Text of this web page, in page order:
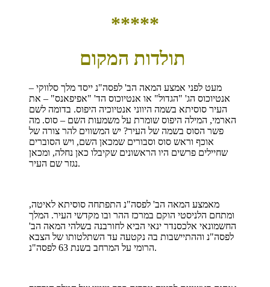
*****
מעט לפני אמצע המאה הב' לפסה"נ ייסד מלך סלווקי –
אנטיוכוס הג' "הגדול" או אנטיוכוס הד' "אפיפאנס" – את
העיר סוסיתא בשמה היווני אנטיוכיה היפוס. בדומה לשם
הארמי, המילה היפוס שומרת על משמעות השם – סוס. מה
פשר הסוס בשמה של העיר? יש המשווים להר צורה של
אוכף וראש סוס וסבורים שמכאן השם, ויש הסוברים
שחיילים פרשים היו הראשונים שקיבלו כאן נחלה, ומכאן
נגזר שם העיר.
מאמצע המאה הב' לפסה"נ התפתחה סוסיתא לאיטה,
ומתחם הלניסטי הוקם במרכז ההר ובו מקדשי העיר. המלך
החשמונאי אלכסנדר ינאי הביא לחורבנה בשלהי המאה הב'
לפסה"נ וההתיישבות בה נקטעה עד השתלטותו של הצבא
הרומי על המרחב בשנת 63 לפסה"נ.